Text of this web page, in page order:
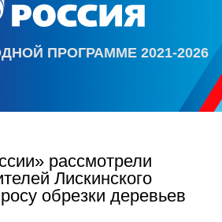
ПРОГРАММЕ 2021-2026
рассмотрели
Лискинского
обрезки деревьев